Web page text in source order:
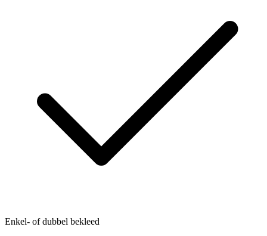
Enkel- of dubbel bekleed